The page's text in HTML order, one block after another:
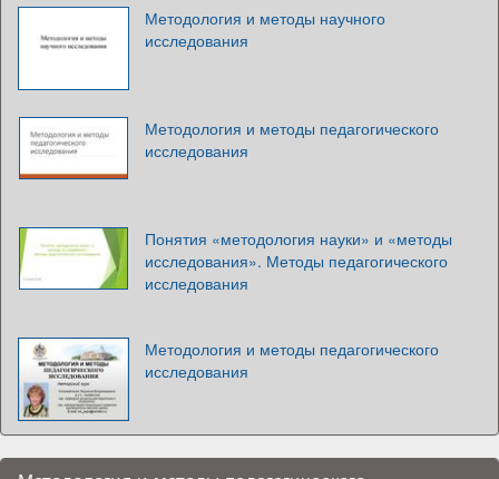
Методология и методы научного
исследования
Методология и методы педагогического
исследования
Понятия «методология науки» и «методы
исследования». Методы педагогического
исследования
Методология и методы педагогического
исследования